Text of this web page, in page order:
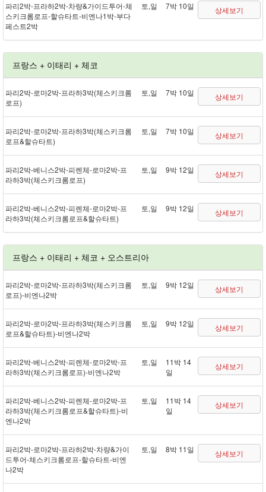
파리 2박 - 프라하 2박 - 차량&가이드투어 - 체
스키크롬로프 - 할슈타트 - 비엔나 1박 - 부다
페스트 2박
토,일 7박 10일 상세보기
프랑스 + 이태리 + 체코
파리 2박 - 로마 2박 - 프라하 3박(체스키크롬
로프)
토,일 7박 10일 상세보기
파리 2박 - 로마 2박 - 프라하 3박(체스키크롬
로프&할슈타트)
토,일 7박 10일 상세보기
파리 2박 - 베니스 2박 - 피렌체 - 로마 2박 - 프
라하 3박(체스키크롬로프)
토,일 9박 12일 상세보기
파리 2박 - 베니스 2박 - 피렌체 - 로마 2박 - 프
라하 3박(체스키크롬로프&할슈타트)
토,일 9박 12일 상세보기
프랑스 + 이태리 + 체코 + 오스트리아
파리 2박 - 로마 2박 - 프라하 3박(체스키크롬
로프) - 비엔나 2박
토,일 9박 12일 상세보기
파리 2박 - 로마 2박 - 프라하 3박(체스키크롬
로프&할슈타트) - 비엔나 2박
토,일 9박 12일 상세보기
파리 2박 - 베니스 2박 - 피렌체 - 로마 2박 - 프
라하 3박(체스키크롬로프) - 비엔나 2박
토,일
11박 14
일
상세보기
파리 2박 - 베니스 2박 - 피렌체 - 로마 2박 - 프
라하 3박(체스키크롬로프&할슈타트) - 비
엔나 2박
토,일
11박 14
일
상세보기
파리 2박 - 로마 2박 - 프라하 2박 - 차량&가이
드투어 - 체스키크롬로프 - 할슈타트 - 비엔
나 2박
토,일 8박 11일 상세보기